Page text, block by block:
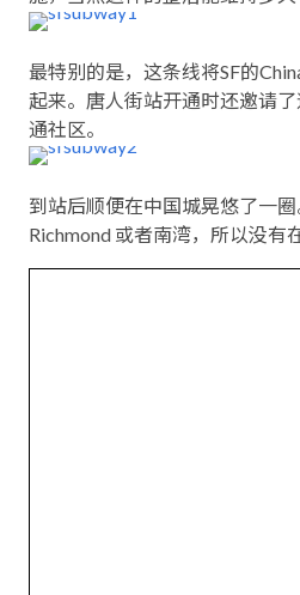
最特别的是，这条线将SF的
起来。唐人街站开通时还邀请
通社区。
到站后顺便在中国城晃悠了一
Richmond 或者南湾，所以没有